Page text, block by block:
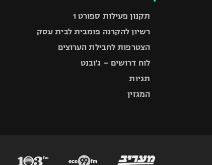
תקנון פעילות ספורט 1
רשיון להקרנה פומבית לבית עסק
הצטרפות לחבילת הערוצים
לוח דרושים – ג'ובנט
תגיות
המגזין